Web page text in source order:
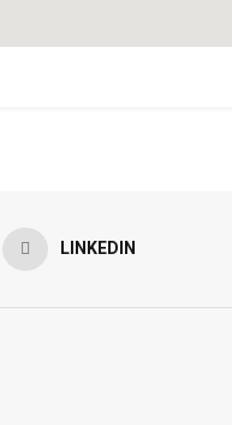
LINKEDIN